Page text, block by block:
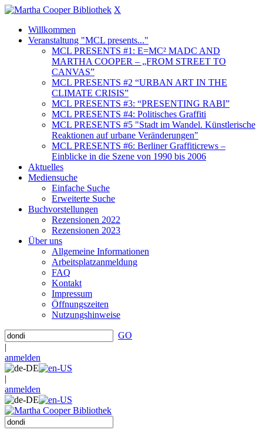
X
Willkommen
Veranstaltung "MCL presents..."
MCL PRESENTS #1: E=MC² MADC AND
MARTHA COOPER – „FROM STREET TO
CANVAS”
MCL PRESENTS #2 “URBAN ART IN THE
CLIMATE CRISIS”
MCL PRESENTS #3: “PRESENTING RABI”
MCL PRESENTS #4: Politisches Graffiti
MCL PRESENTS #5 "Stadt im Wandel. Künstlerische
Reaktionen auf urbane Veränderungen"
MCL PRESENTS #6: Berliner Graffiticrews –
Einblicke in die Szene von 1990 bis 2006
Aktuelles
Mediensuche
Einfache Suche
Erweiterte Suche
Buchvorstellungen
Rezensionen 2022
Rezensionen 2023
Über uns
Allgemeine Informationen
Arbeitsplatzanmeldung
FAQ
Kontakt
Impressum
Öffnungszeiten
Nutzungshinweise
GO
|
anmelden
|
anmelden